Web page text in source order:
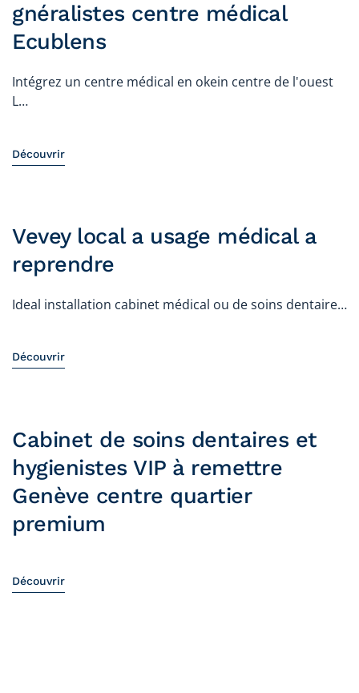
gnéralistes centre médical
Ecublens
Intégrez un centre médical en okein centre de l'ouest
L…
Découvrir
Vevey local a usage médical a
reprendre
Ideal installation cabinet médical ou de soins dentaire…
Découvrir
Cabinet de soins dentaires et
hygienistes VIP à remettre
Genève centre quartier
premium
Découvrir